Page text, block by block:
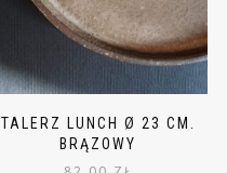
TALERZ LUNCH Ø 23 CM.
BRĄZOWY